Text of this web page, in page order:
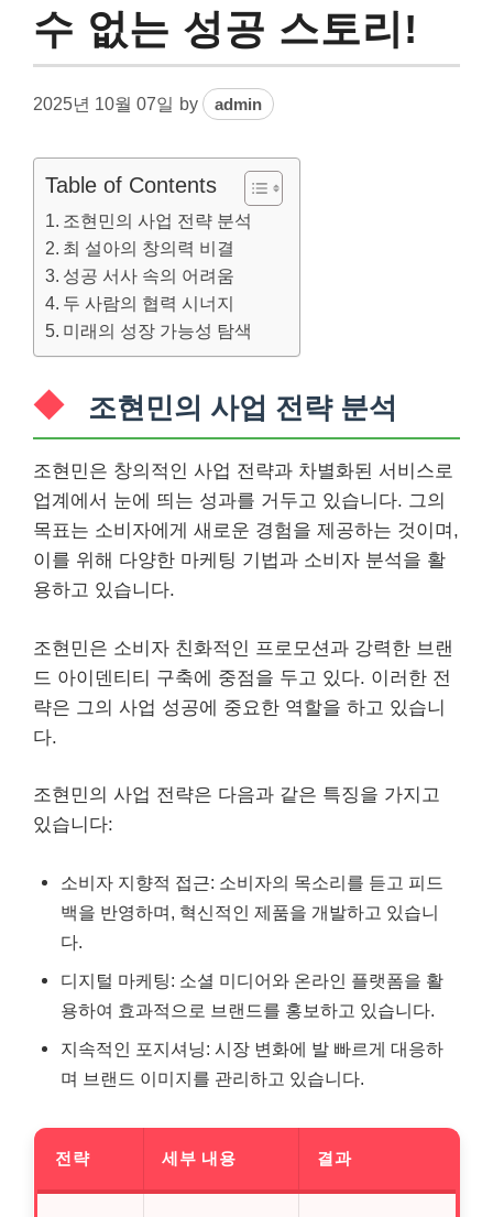
수 없는 성공 스토리!
2025년 10월 07일 by admin
Table of Contents
조현민의 사업 전략 분석
최 설아의 창의력 비결
성공 서사 속의 어려움
두 사람의 협력 시너지
미래의 성장 가능성 탐색
조현민의 사업 전략 분석
조현민은 창의적인 사업 전략과 차별화된 서비스로
업계에서 눈에 띄는 성과를 거두고 있습니다. 그의
목표는 소비자에게 새로운 경험을 제공하는 것이며,
이를 위해 다양한 마케팅 기법과 소비자 분석을 활
용하고 있습니다.
조현민은 소비자 친화적인 프로모션과 강력한 브랜
드 아이덴티티 구축에 중점을 두고 있다. 이러한 전
략은 그의 사업 성공에 중요한 역할을 하고 있습니
다.
조현민의 사업 전략은 다음과 같은 특징을 가지고
있습니다:
소비자 지향적 접근: 소비자의 목소리를 듣고 피드
백을 반영하며, 혁신적인 제품을 개발하고 있습니
다.
디지털 마케팅: 소셜 미디어와 온라인 플랫폼을 활
용하여 효과적으로 브랜드를 홍보하고 있습니다.
지속적인 포지셔닝: 시장 변화에 발 빠르게 대응하
며 브랜드 이미지를 관리하고 있습니다.
전략 세부 내용 결과